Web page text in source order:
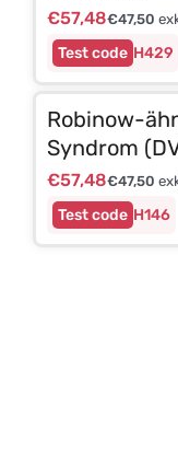
H429
€57,48€47,50
H146
Robinow-
Syndrom
€57,48€47,50